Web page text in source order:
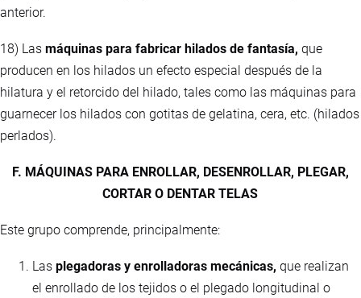
anterior.
18) Las máquinas para fabricar hilados de fantasía, que
producen en los hilados un efecto especial después de la
hilatura y el retorcido del hilado, tales como las máquinas para
guarnecer los hilados con gotitas de gelatina, cera, etc. (hilados
perlados).
F. MÁQUINAS PARA ENROLLAR, DESENROLLAR, PLEGAR,
CORTAR O DENTAR TELAS
Este grupo comprende, principalmente:
Las plegadoras y enrolladoras mecánicas, que realizan
el enrollado de los tejidos o el plegado longitudinal o